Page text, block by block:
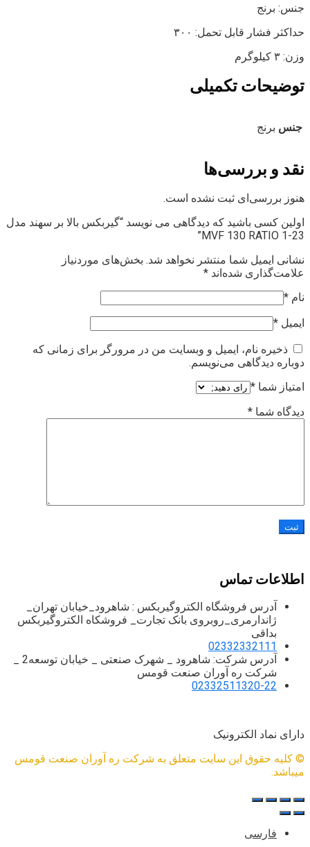
جنس: برنج
حداکثر فشار قابل تحمل: ۳۰۰
وزن: ۳ کیلوگرم
توضیحات تکمیلی
جنس برنج
نقد و بررسی‌ها
هنوز بررسی‌ای ثبت نشده است.
اولین کسی باشید که دیدگاهی می نویسد “گیربکس بالا بر سهند مدل
MVF 130 RATIO 1-23”
نشانی ایمیل شما منتشر نخواهد شد. بخش‌های موردنیاز
علامت‌گذاری شده‌اند *
نام *
ایمیل *
ذخیره نام، ایمیل و وبسایت من در مرورگر برای زمانی که
دوباره دیدگاهی می‌نویسم.
امتیاز شما *
دیدگاه شما *
اطلاعات تماس
آدرس فروشگاه الکتروگیربکس : شاهرود_خیابان تهران_
ژاندارمری_روبروی بانک تجارت_ فروشکاه الکتروگیربکس
بداقی
02332332111
شرکت ره آوران صنعت قومس
02332511320-22
دارای نماد الکترونیک
© کلیه حقوق این سایت متعلق به شرکت ره آوران صنعت قومس
میباشد.
فارسی